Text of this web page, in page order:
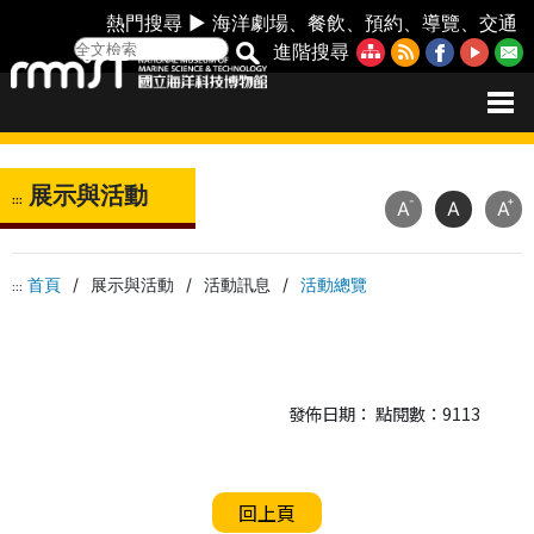
熱門搜尋 ►海洋劇場 、餐飲 、預約 、導覽 、交通
進階搜尋
::: 展示與活動
::: 首頁 / 展示與活動 / 活動訊息 / 活動總覽
A- A A+
發佈日期： 點閱數：9113
回上頁